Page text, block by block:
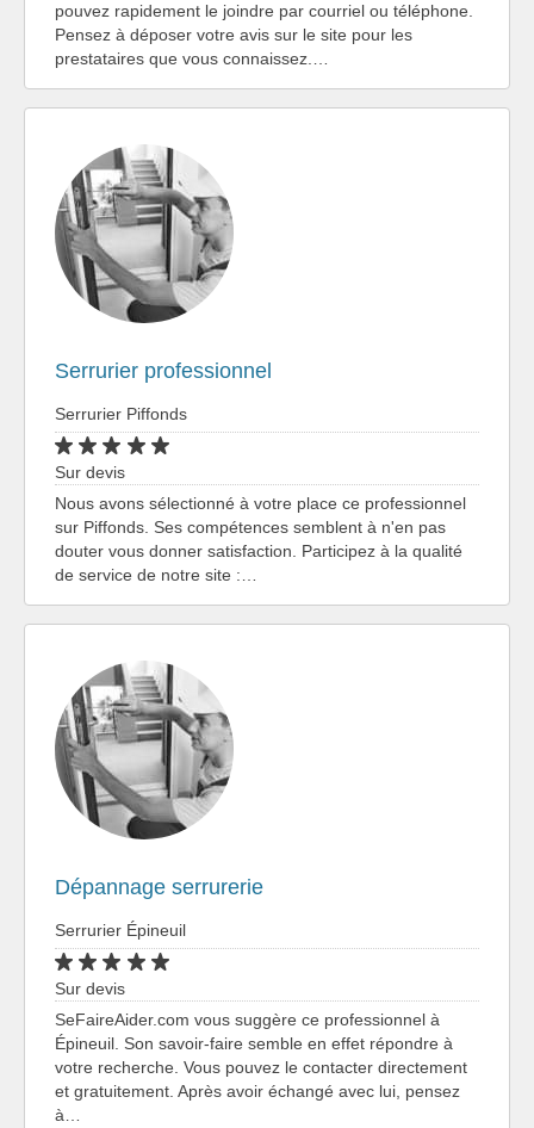
pouvez rapidement le joindre par courriel ou téléphone.
Pensez à déposer votre avis sur le site pour les
prestataires que vous connaissez.…
Serrurier professionnel
Serrurier Piffonds
Sur devis
Nous avons sélectionné à votre place ce professionnel
sur Piffonds. Ses compétences semblent à n'en pas
douter vous donner satisfaction. Participez à la qualité
de service de notre site :…
Dépannage serrurerie
Serrurier Épineuil
Sur devis
SeFaireAider.com vous suggère ce professionnel à
Épineuil. Son savoir-faire semble en effet répondre à
votre recherche. Vous pouvez le contacter directement
et gratuitement. Après avoir échangé avec lui, pensez
à…